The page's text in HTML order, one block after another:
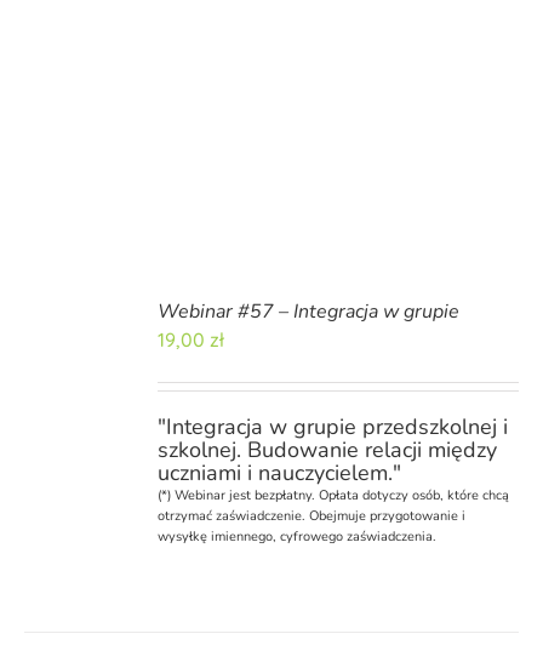
Webinar #57 – Integracja w grupie
19,00 zł
"Integracja w grupie przedszkolnej i
szkolnej. Budowanie relacji między
uczniami i nauczycielem."
(*)Webinar jest bezpłatny. Opłata dotyczy osób, które chcą
otrzymać zaświadczenie. Obejmuje przygotowanie i
wysyłkę imiennego, cyfrowego zaświadczenia.